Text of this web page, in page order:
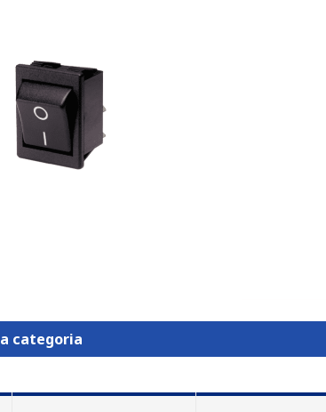
categoria